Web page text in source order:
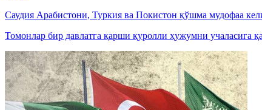
Саудия Арабистони, Туркия ва Покистон қўшма мудофаа
Томонлар бир давлатга қарши қуролли ҳужумни учаласига